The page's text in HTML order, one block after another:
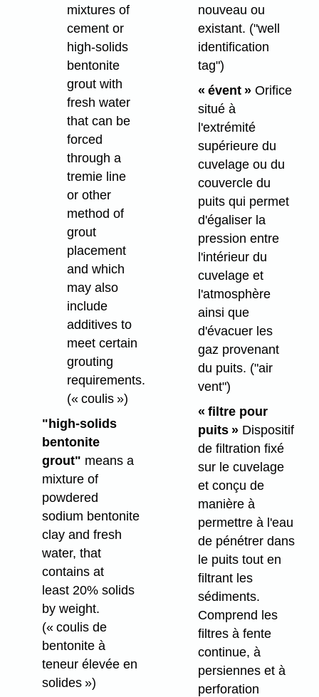
mixtures of
cement or
high-solids
bentonite
grout with
fresh water
that can be
forced
through a
tremie line
or other
method of
grout
placement
and which
may also
include
additives to
meet certain
grouting
requirements.
(« coulis »)
"high-solids
bentonite
grout" means a
mixture of
powdered
sodium bentonite
clay and fresh
water, that
contains at
least 20% solids
by weight.
(« coulis de
bentonite à
teneur élevée en
solides »)
nouveau ou
existant. ("well
identification
tag")
« évent »Orifice
situé à
l'extrémité
supérieure du
cuvelage ou du
couvercle du
puits qui permet
d'égaliser la
pression entre
l'intérieur du
cuvelage et
l'atmosphère
ainsi que
d'évacuer les
gaz provenant
du puits. ("air
vent")
« filtre pour
puits » Dispositif
de filtration fixé
sur le cuvelage
et conçu de
manière à
permettre à l'eau
de pénétrer dans
le puits tout en
filtrant les
sédiments.
Comprend les
filtres à fente
continue, à
persiennes et à
perforation